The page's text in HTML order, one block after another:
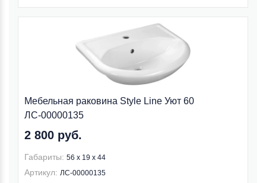
Мебельная раковина Style Line Уют 60
ЛС-00000135
2 800 руб.
Габариты: 56 x 19 x 44
Артикул: ЛС-00000135